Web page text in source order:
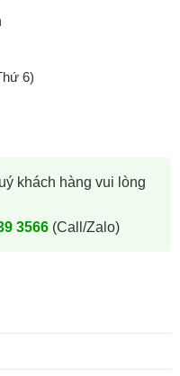
6)
khách hàng vui lòng
3566(Call/Zalo)